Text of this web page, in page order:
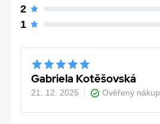
2
1
Gabriela Kotěšovská
21. 12. 2025 Ověřený nákup